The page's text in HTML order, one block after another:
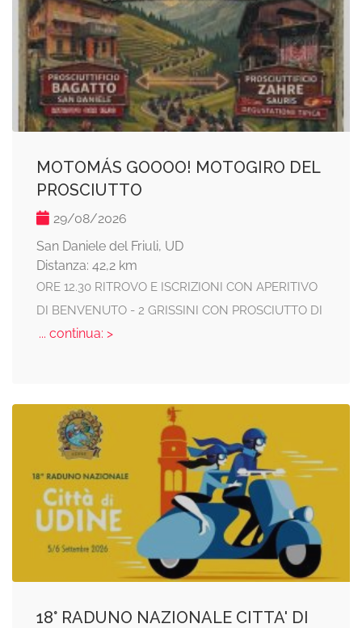
MOTOMÁS GOOOO! MOTOGIRO DEL
PROSCIUTTO
29/08/2026
San Daniele del Friuli, UD
Distanza: 42,2 km
ORE 12.30 RITROVO E ISCRIZIONI CON APERITIVO
DI BENVENUTO - 2 GRISSINI CON PROSCIUTTO DI
... continua: >
18° RADUNO NAZIONALE CITTA' DI